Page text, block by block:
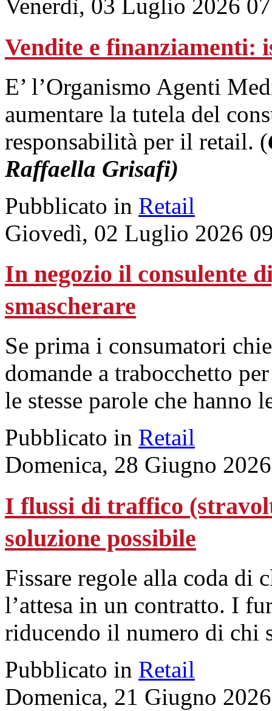
Venerdì, 03 Luglio 2026
Vendite e
E’ l’Organismo Agenti
aumentare la tutela del
responsabilità per il retail. (
Raffaella Grisafi)
Pubblicato in Retail
Giovedì, 02 Luglio 2026
In negozio il consulente
smascherare
Se prima i consumatori
domande a trabocchetto
le stesse parole che hanno
Pubblicato in Retail
Domenica, 28 Giugno
I flussi di traffico
soluzione possibile
Fissare regole alla coda di
l’attesa in un contratto. I
riducendo il numero di chi
Pubblicato in Retail
Domenica, 21 Giugno